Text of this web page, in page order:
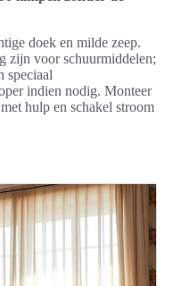
doek en milde zeep.
zijn voor schuurmiddelen;
speciaal
indien nodig. Monteer
hulp en schakel stroom